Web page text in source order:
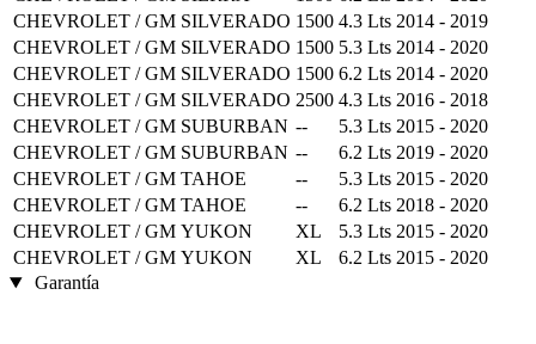
CHEVROLET / GM SILVERADO 1500 4.3 Lts 2014 - 2019
CHEVROLET / GM SILVERADO 1500 5.3 Lts 2014 - 2020
CHEVROLET / GM SILVERADO 1500 6.2 Lts 2014 - 2020
CHEVROLET / GM SILVERADO 2500 4.3 Lts 2016 - 2018
CHEVROLET / GM SUBURBAN -- 5.3 Lts 2015 - 2020
CHEVROLET / GM SUBURBAN -- 6.2 Lts 2019 - 2020
CHEVROLET / GM TAHOE -- 5.3 Lts 2015 - 2020
CHEVROLET / GM TAHOE -- 6.2 Lts 2018 - 2020
CHEVROLET / GM YUKON XL 5.3 Lts 2015 - 2020
CHEVROLET / GM YUKON XL 6.2 Lts 2015 - 2020
Garantía